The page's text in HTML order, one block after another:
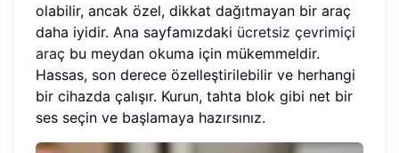
olabilir, ancak özel, dikkat dağıtmayan bir araç
daha iyidir. Ana sayfamızdaki ücretsiz çevrimiçi
araç bu meydan okuma için mükemmeldir.
Hassas, son derece özelleştirilebilir ve herhangi
bir cihazda çalışır. Kurun, tahta blok gibi net bir
ses seçin ve başlamaya hazırsınız.